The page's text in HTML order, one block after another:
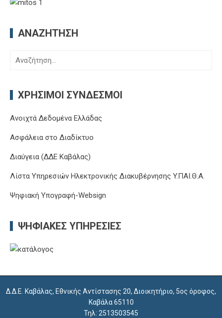
ΑΝΑΖΉΤΗΣΗ
Αναζήτηση
ΧΡΉΣΙΜΟΙ ΣΎΝΔΕΣΜΟΙ
Ανοιχτά Δεδομένα Ελλάδας
Ασφάλεια στο Διαδίκτυο
Διαύγεια (ΔΔΕ Καβάλας)
Λίστα Υπηρεσιών Ηλεκτρονικής Διακυβέρνησης Y.ΠΑΙ.Θ.Α.
Ψηφιακή Υπογραφή-Websign
ΨΗΦΙΑΚΈΣ ΥΠΗΡΕΣΊΕΣ
Δ.Δ.Ε. Καβάλας, Εθνικής Αντίστασης 20, Διοικητήριο, 5ος όροφος,
Καβάλα 65110
Τηλ: 2513503545